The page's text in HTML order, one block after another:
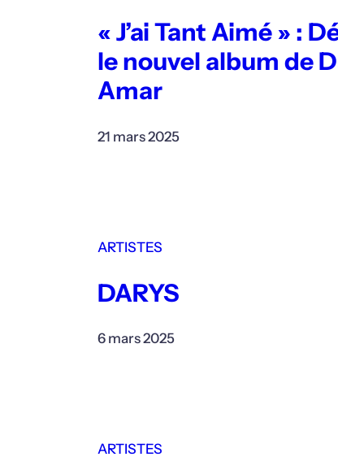
« J’ai Tant Aimé » :
le nouvel album de
Amar
21 mars 2025
ARTISTES
DARYS
6 mars 2025
ARTISTES